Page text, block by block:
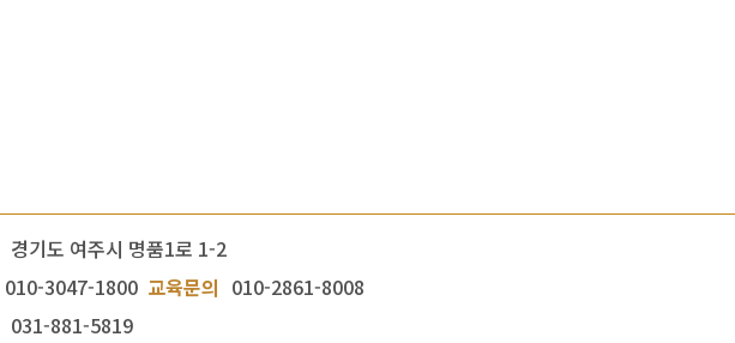
경기도 여주시 명품1로 1-2
010-3047-1800 교육문의 010-2861-8008
031-881-5819